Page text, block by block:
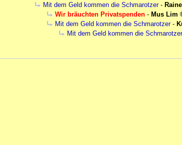
Mit dem Geld kommen die Schmarotzer-
Wir bräuchten Privatspenden - Mus Lim
Mit dem Geld kommen die Schmarotzer-
Mit dem Geld kommen die Schmarotzer